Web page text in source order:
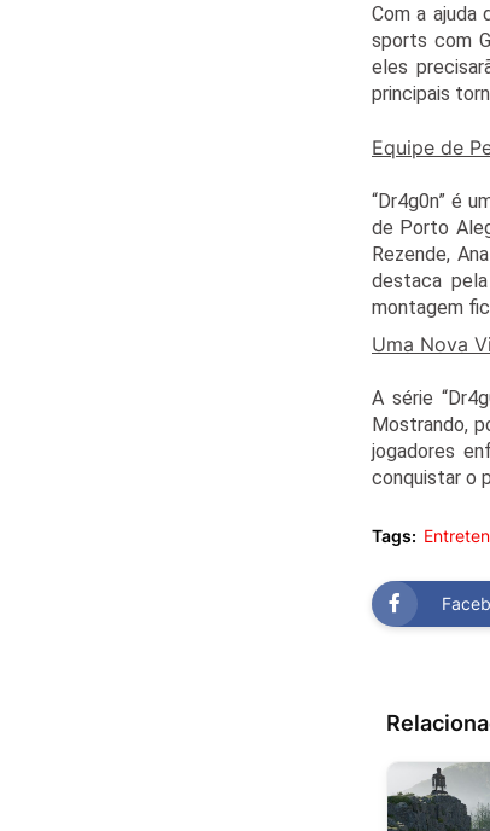
Com a ajuda
sports com
eles
principais
Equipe de
“Dr4g0n” é
de Porto
Rezende,
destaca
montagem
Uma Nova
A série
Mostrando,
jogadores
conquistar o
Tags: